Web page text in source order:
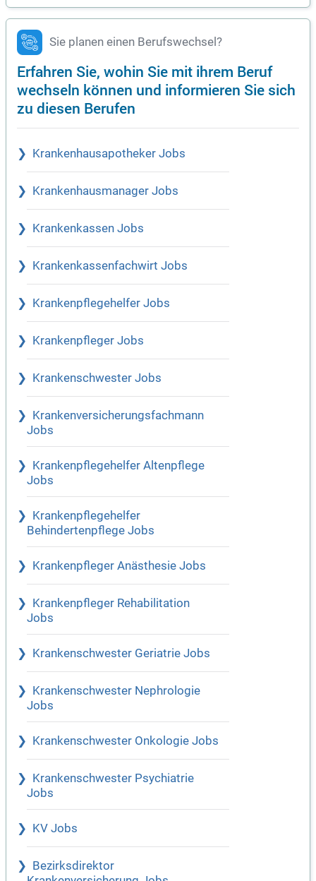
Sie planen einen Berufswechsel?
Erfahren Sie, wohin Sie mit ihrem Beruf
wechseln können und informieren Sie sich
zu diesen Berufen
Krankenhausapotheker Jobs
Krankenhausmanager Jobs
Krankenkassen Jobs
Krankenkassenfachwirt Jobs
Krankenpflegehelfer Jobs
Krankenpfleger Jobs
Krankenschwester Jobs
Krankenversicherungsfachmann
Jobs
Krankenpflegehelfer Altenpflege
Jobs
Krankenpflegehelfer
Behindertenpflege Jobs
Krankenpfleger Anästhesie Jobs
Krankenpfleger Rehabilitation
Jobs
Krankenschwester Geriatrie Jobs
Krankenschwester Nephrologie
Jobs
Krankenschwester Onkologie Jobs
Krankenschwester Psychiatrie
Jobs
KV Jobs
Bezirksdirektor